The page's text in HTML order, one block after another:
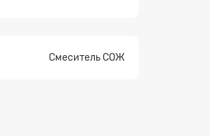
Смеситель СОЖ